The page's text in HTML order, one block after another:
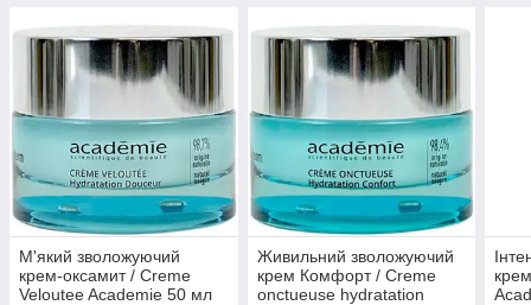
М'який зволожуючий
крем-оксамит / Creme
Veloutee Academie 50 мл
Живильний зволожуючий
крем Комфорт / Creme
onctueuse hydratation